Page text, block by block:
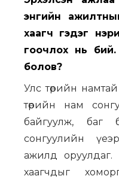
энгийн
хаагч гэдэг
гоочлох нь
болов?
Улс төрийн
төрийн нам
байгуулж, баг
сонгуулийн
ажилд оруулдаг.
хаагчдыг